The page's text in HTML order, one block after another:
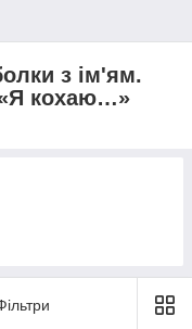
з ім'ям.
кохаю…»